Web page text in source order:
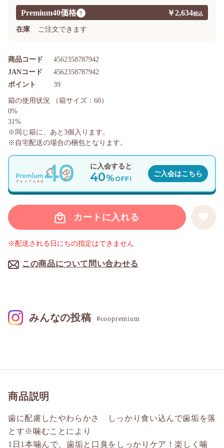
Premium40価格 ? ￥2,634
在庫 ご注文できます
商品コード 4562358787942
ポイント 39
JANコード 4562358787942
カートに入れる
この商品について問い合わせる
※配送される日にちの指定はできません
に入会すると
40%OFF!
ご入会はこちら
箱の使用状況
（箱サイズ：60）
0%
31%
※同じ箱に、あと 3個入ります。
※自宅配送の場合の梱包となります。
商品説明
歯に配慮したやわらかさ しっかり食い込んで歯垢を落
とす※噛むことにより
1日1本噛んで、歯垢と口臭をしっかりケア！楽しく噛
みんなの投稿 #coopremium